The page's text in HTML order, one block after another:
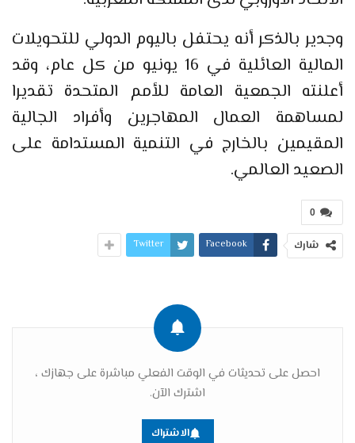
وجدير بالذكر أنه يحتفل باليوم الدولي للتحويلات
المالية العائلية في 16 يونيو من كل عام، وقد
أعلنته الجمعية العامة للأمم المتحدة تقديرا
لمساهمة العمال المهاجرين وأفراد الجالية
المقيمين بالخارج في التنمية المستدامة على
الصعيد العالمي.
0
شارك Facebook
Twitter
احصل على تحديثات في الوقت الفعلي مباشرة على جهازك ،
اشترك الآن.
الاشتراك